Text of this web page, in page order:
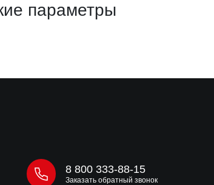
параметры
8 800 333-88-15
Заказать обратный звонок